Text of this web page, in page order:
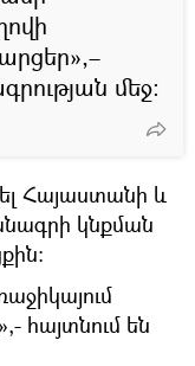
մեջ:
Հայաստանի և
կնքման
հայտնում են